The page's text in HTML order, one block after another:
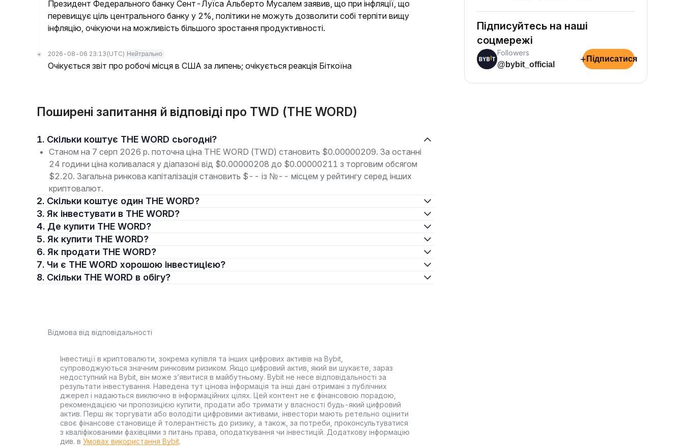
Президент Федерального банку Сент-Луїса Альберто Мусалем заявив, що при інфляції, що
перевищує ціль центрального банку у 2%, політики не можуть дозволити собі терпіти вищу
інфляцію, очікуючи на можливість більшого зростання продуктивності.
2026-08-06 23:13 (UTC) Нейтрально
Очікується звіт про робочі місця в США за липень; очікується реакція Біткоїна
Поширені запитання й відповіді про TWD (THE WORD)
1. Скільки коштує THE WORD сьогодні?
Станом на 7 серп 2026 р. поточна ціна THE WORD (TWD) становить $0.00000209. За останні
24 години ціна коливалася у діапазоні від $0.00000208 до $0.00000211 з торговим обсягом
$2.20. Загальна ринкова капіталізація становить $-- із №-- місцем у рейтингу серед інших
криптовалют.
2. Скільки коштує один THE WORD?
3. Як інвестувати в THE WORD?
4. Де купити THE WORD?
5. Як купити THE WORD?
6. Як продати THE WORD?
7. Чи є THE WORD хорошою інвестицією?
8. Скільки THE WORD в обігу?
Відмова від відповідальності
Інвестиції в криптовалюти, зокрема купівля та інших цифрових активів на Bybit,
супроводжуються значним ринковим ризиком. Якщо цифровий актив, який ви шукаєте, зараз
недоступний на Bybit, він може з’явитися в майбутньому. Bybit не несе відповідальності за
результати інвестування. Наведена тут цінова інформація та інші дані отримані з публічних
джерел і надаються виключно в інформаційних цілях. Цей контент не є фінансовою порадою,
рекомендацією чи пропозицією купити, продати або тримати у власності будь-який цифровий
актив. Перш як торгувати або володіти цифровими активами, інвестори мають ретельно оцінити
своє фінансове становище й толерантність до ризику, а також, за потреби, проконсультуватися
з кваліфікованими фахівцями з питань права, оподаткування чи інвестицій. Додаткову інформацію
див. в Умовах використання Bybit.
Підписуйтесь на наші
соцмережі
Followers
@bybit_official
+ Підписатися